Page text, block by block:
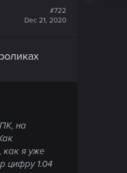
#722
Dec 21, 2020
на
как я уже
цифру 1.04